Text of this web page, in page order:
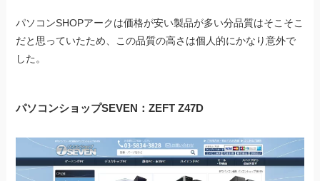
パソコンSHOPアークは価格が安い製品が多い分品質はそこそこ
だと思っていたため、この品質の高さは個人的にかなり意外で
した。
パソコンショップSEVEN：ZEFT Z47D